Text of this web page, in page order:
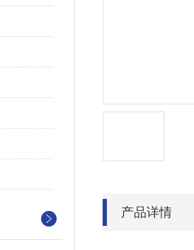
产品详情